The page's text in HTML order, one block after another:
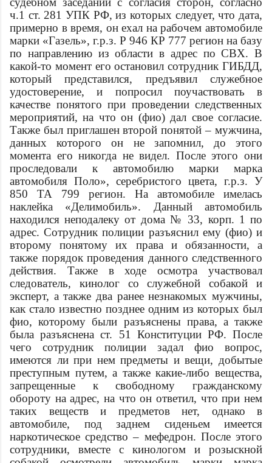
ч.1 ст. 281 УПК РФ, из которых следует, что дата,
примерно ввремя, он ехал на рабочем автомобиле
марки «Газель», г.р.з. Р 946 КР 777 регион на базу
по направлению из области в адреспо СВХ. В
какой-то момент его остановил сотрудник ГИБДД,
который представился, предъявил служебное
удостоверение, и попросил поучаствовать в
качестве понятого при проведении следственных
мероприятий, на что он (фио) дал свое согласие.
Также был приглашен второй понятой – мужчина,
данных которого он не запомнил, до этого
момента его никогда не видел. После этого они
проследовали к автомобилю марки марка
автомобиля Поло», серебристого цвета, г.р.з. У
850 ТА 799 регион. На автомобиле имелась
наклейка «Делимобиль». Данный автомобиль
находился неподалеку от дома № 33, корп. 1 по
адрес. Сотрудник полиции разъяснил ему (фио) и
второму понятому их права и обязанности, а
также порядок проведения данного следственного
действия. Также в ходе осмотра участвовал
следователь, кинолог со служебной собакой и
эксперт, а также два ранее незнакомых мужчины,
как стало известно позднее одним из которых был
фио, которому были разъяснены права, а также
была разъяснена ст. 51 Конституции РФ. После
чего сотрудник полиции задал фио вопрос,
имеются ли при нем предметы и вещи, добытые
преступным путем, а также какие-либо вещества,
запрещенные к свободному гражданскому
обороту наадрес, на что он ответил, что при нем
таких веществ и предметов нет, однако в
автомобиле, под заднем сиденьем имеется
наркотическое средство – мефедрон. После этого
сотрудники, вместе с кинологом и розыскной